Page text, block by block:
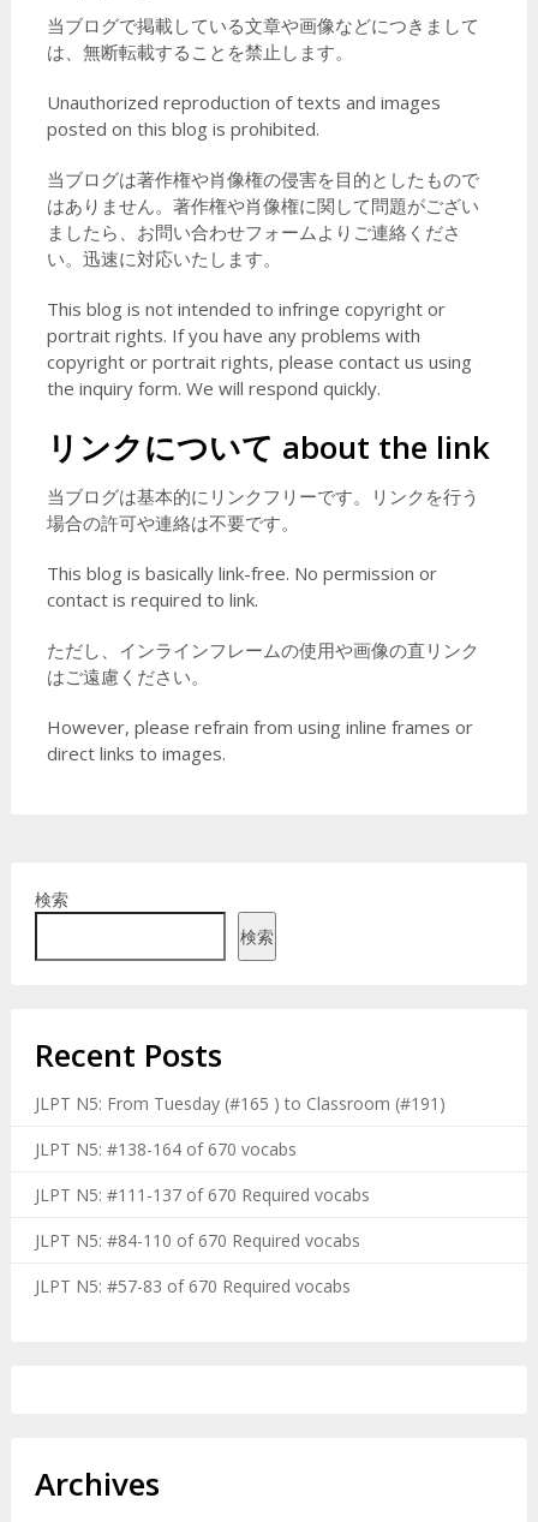
当ブログで掲載している文章や画像などにつきまして
は、無断転載することを禁止します。
Unauthorized reproduction of texts and images
posted on this blog is prohibited.
当ブログは著作権や肖像権の侵害を目的としたもので
はありません。著作権や肖像権に関して問題がござい
ましたら、お問い合わせフォームよりご連絡くださ
い。迅速に対応いたします。
This blog is not intended to infringe copyright or
portrait rights. If you have any problems with
copyright or portrait rights, please contact us using
the inquiry form. We will respond quickly.
リンクについて about the link
当ブログは基本的にリンクフリーです。リンクを行う
場合の許可や連絡は不要です。
This blog is basically link-free. No permission or
contact is required to link.
ただし、インラインフレームの使用や画像の直リンク
はご遠慮ください。
However, please refrain from using inline frames or
direct links to images.
検索
検索
Recent Posts
JLPT N5: From Tuesday (#165 ) to Classroom (#191)
JLPT N5: #138-164 of 670 vocabs
JLPT N5: #111-137 of 670 Required vocabs
JLPT N5: #84-110 of 670 Required vocabs
JLPT N5: #57-83 of 670 Required vocabs
Archives